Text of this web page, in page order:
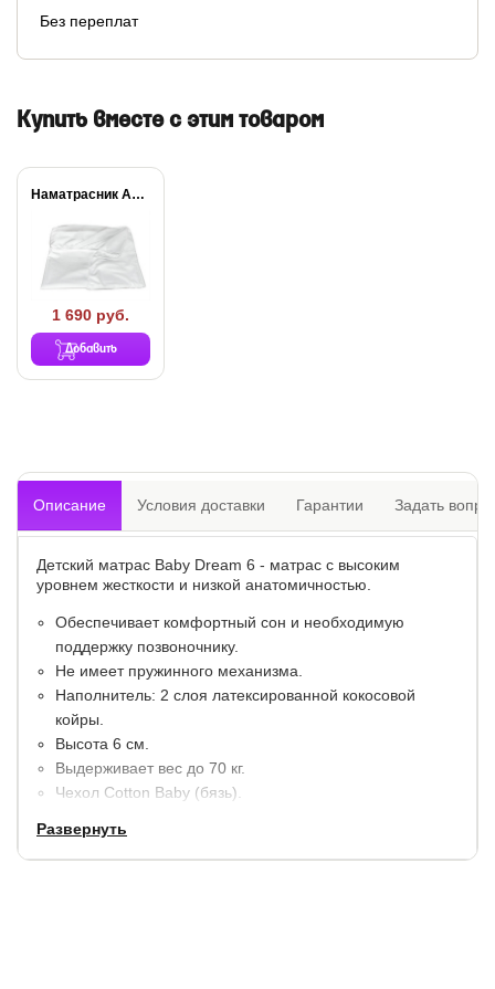
Без переплат
Купить вместе с этим товаром
Наматрасник Aquastop +
1 690 руб.
Добавить
Описание Условия доставки Гарантии Задать
Детский матрас Baby Dream 6 - матрас с высоким
уровнем жесткости и низкой анатомичностью.
Обеспечивает комфортный сон и необходимую
поддержку позвоночнику.
Не имеет пружинного механизма.
Наполнитель: 2 слоя латексированной кокосовой
койры.
Высота 6 см.
Выдерживает вес до 70 кг.
Чехол Cotton Baby (бязь).
Развернуть